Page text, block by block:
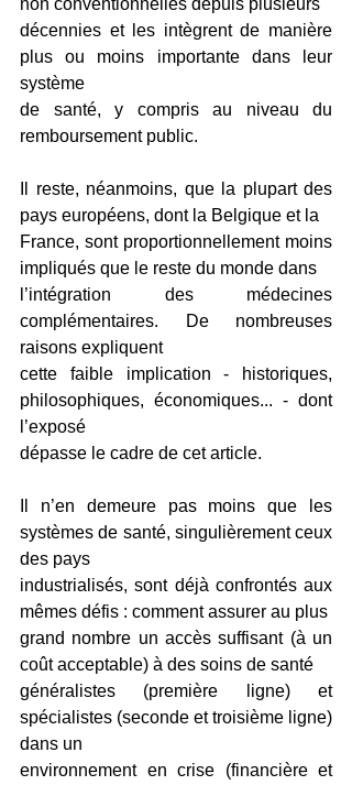
décennies et les intègrent de manière
plus ou moins importante dans leur
système
de santé, y compris au niveau du
remboursement public.
Il reste, néanmoins, que la plupart des
pays européens, dont la Belgique et la
France, sont proportionnellement moins
impliqués que le reste du monde dans
l’intégration des médecines
complémentaires. De nombreuses
raisons expliquent
cette faible implication - historiques,
philosophiques, économiques... - dont
l’exposé
dépasse le cadre de cet article.
Il n’en demeure pas moins que les
systèmes de santé, singulièrement ceux
des pays
industrialisés, sont déjà confrontés aux
mêmes défis : comment assurer au plus
grand nombre un accès suffisant (à un
coût acceptable) à des soins de santé
généralistes (première ligne) et
spécialistes (seconde et troisième ligne)
dans un
environnement en crise (financière et